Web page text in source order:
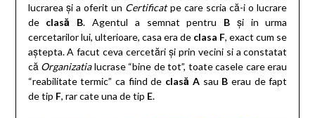
lucrarea și a oferit un Certificatpe care scria că-i o lucrare
de clasă B. Agentul a semnat pentru B și in urma
cercetarilor lui, ulterioare, casa era de clasa F, exact cum se
aștepta. A facut ceva cercetări și prin vecini si a constatat
că Organizatialucrase “bine de tot”, toate casele care erau
“reabilitate termic” ca fiind de clasă Asau B erau de fapt
de tip F, rar cate una de tip E.